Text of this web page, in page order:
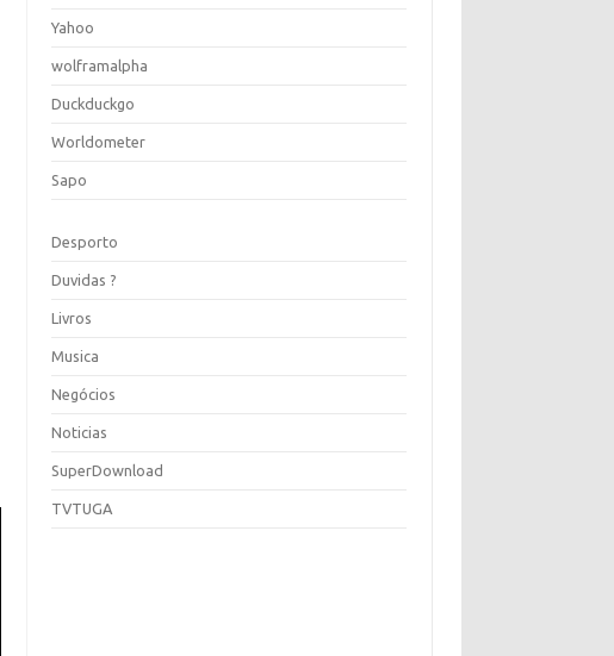
Yahoo
wolframalpha
Duckduckgo
Worldometer
Sapo
Desporto
Duvidas ?
Livros
Musica
Negócios
Noticias
SuperDownload
TVTUGA